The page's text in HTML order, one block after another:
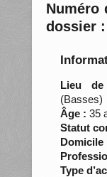
Numéro
dossier :
Lieu
(Basses)
Âge : 35
Statut
Domicile
Type